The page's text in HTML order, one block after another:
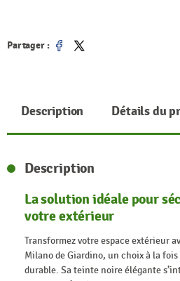
Partager :
Partager
Tweet
Description Détails du
Description
La solution idéale pour
votre extérieur
Transformez votre espace extérieur
Milano de Giardino, un choix à la
durable. Sa teinte noire élégante